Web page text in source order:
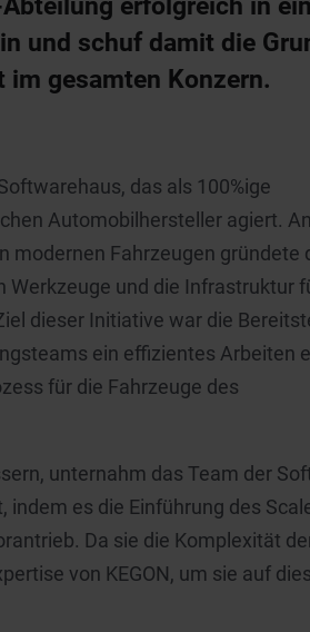
und schuf damit die
gesamten Konzern.
das als 100%ige
Automobilhersteller agiert.
modernen Fahrzeugen gründete
und die Infrastruktur
dieser Initiative war die
ein effizientes Arbeiten
für die Fahrzeuge des
unternahm das Team der
es die Einführung des
Da sie die Komplexität
von KEGON, um sie auf